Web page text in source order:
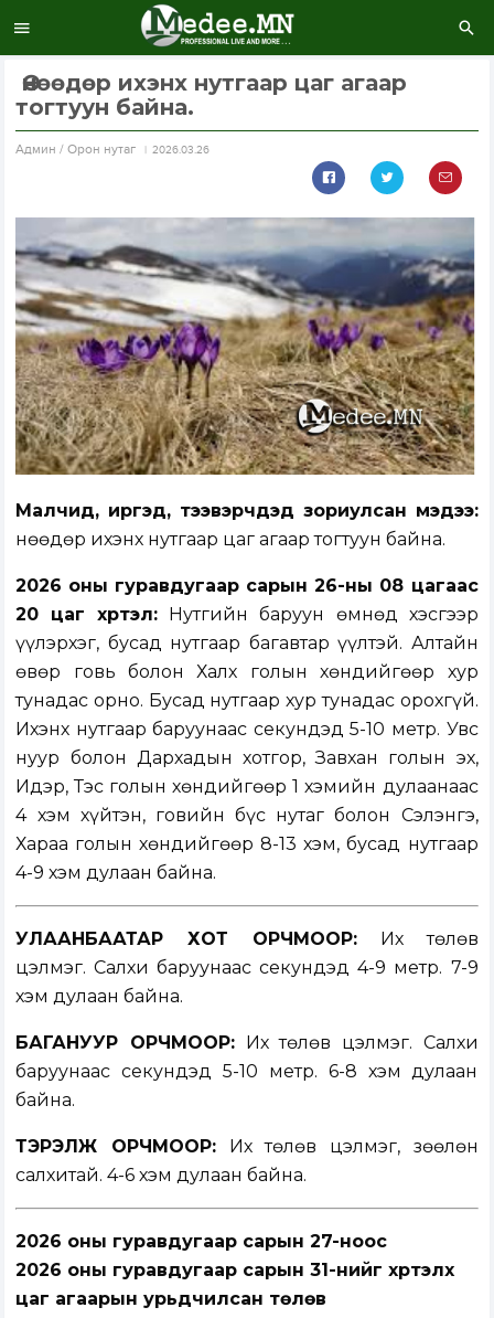
Өнөөдөр ихэнх нутгаар цаг агаар
тогтуун байна.
Aдмин / Орон нутаг 2026.03.26
Малчид, иргэд, тээвэрчдэд зориулсан мэдээ:
Өнөөдөр ихэнх нутгаар цаг агаар тогтуун байна.
2026 оны гуравдугаар сарын 26-ны 08 цагаас
20 цаг хүртэл: Нутгийн баруун өмнөд хэсгээр
үүлэрхэг, бусад нутгаар багавтар үүлтэй. Алтайн
өвөр говь болон Халх голын хөндийгөөр хур
тунадас орно. Бусад нутгаар хур тунадас орохгүй.
Ихэнх нутгаар баруунаас секундэд 5-10 метр. Увс
нуур болон Дархадын хотгор, Завхан голын эх,
Идэр, Тэс голын хөндийгөөр 1 хэмийн дулаанаас
4 хэм хүйтэн, говийн бүс нутаг болон Сэлэнгэ,
Хараа голын хөндийгөөр 8-13 хэм, бусад нутгаар
4-9 хэм дулаан байна.
УЛААНБААТАР ХОТ ОРЧМООР:Их төлөв
цэлмэг. Салхи баруунаас секундэд 4-9 метр. 7-9
хэм дулаан байна.
БАГАНУУР ОРЧМООР: Их төлөв цэлмэг. Салхи
баруунаас секундэд 5-10 метр. 6-8 хэм дулаан
байна.
ТЭРЭЛЖ ОРЧМООР: Их төлөв цэлмэг, зөөлөн
салхитай. 4-6 хэм дулаан байна.
2026 оны гуравдугаар сарын 27-ноос
2026 оны гуравдугаар сарын 31-нийг хүртэлх
цаг агаарын урьдчилсан төлөв